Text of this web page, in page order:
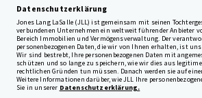
Datenschutzerklärung
Jones Lang LaSalle (JLL) ist gemeinsam mit seinen
verbundenen Unternehmen ein weltweit führender Anbieter
Bereich Immobilien und Vermögensverwaltung. Der
personenbezogenen Daten, die wir von Ihnen erhalten, ist
Wir sind bestrebt, Ihre personenbezogenen Daten mit
schützen und so lange zu speichern, wie wir dies aus
rechtlichen Gründen tun müssen. Danach werden sie auf
Weitere Informationen darüber, wie JLL Ihre
Sie in unserer Datenschutzerklärung.